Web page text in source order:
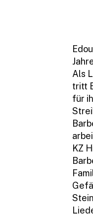
Als
tritt
für
KZ